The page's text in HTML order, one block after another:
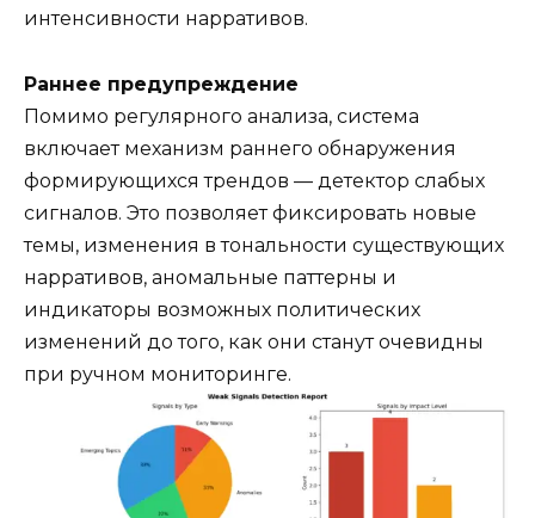
интенсивности нарративов.
Раннее предупреждение
Помимо регулярного анализа, система
включает механизм раннего обнаружения
формирующихся трендов — детектор слабых
сигналов. Это позволяет фиксировать новые
темы, изменения в тональности существующих
нарративов, аномальные паттерны и
индикаторы возможных политических
изменений до того, как они станут очевидны
при ручном мониторинге.